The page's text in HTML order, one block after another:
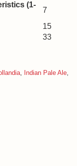
(1-
7
15
33
, Indian Pale Ale,